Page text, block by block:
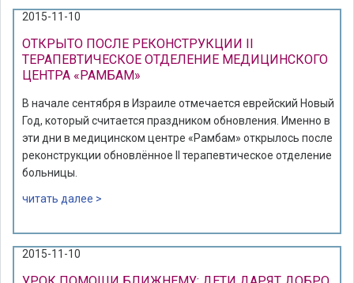
2015-11-10
ОТКРЫТО ПОСЛЕ РЕКОНСТРУКЦИИ II
ТЕРАПЕВТИЧЕСКОЕ ОТДЕЛЕНИЕ МЕДИЦИНСКОГО
ЦЕНТРА «РАМБАМ»
В начале сентября в Израиле отмечается еврейский Новый
Год, который считается праздником обновления. Именно в
эти дни в медицинском центре «Рамбам» открылось после
реконструкции обновлённое II терапевтическое отделение
больницы.
читать далее >
2015-11-10